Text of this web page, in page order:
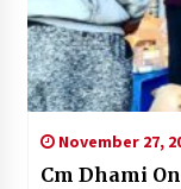
November 27,
Cm Dhami On